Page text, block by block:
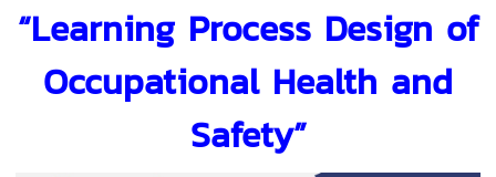
“Learning Process Design of
Occupational Health and
Safety”